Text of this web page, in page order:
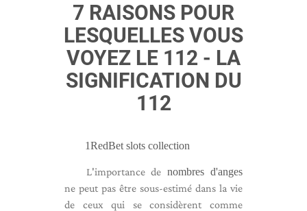
7 RAISONS POUR
LESQUELLES VOUS
VOYEZ LE 112 - LA
SIGNIFICATION DU
112
1RedBet slots collection
L'importance de nombres d'anges
ne peut pas être sous-estimé dans la vie
de ceux qui se considèrent comme